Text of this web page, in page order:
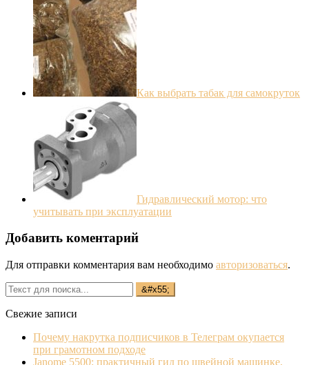
Как выбрать табак для самокруток
Гидравлический мотор: что
учитывать при эксплуатации
Добавить коментарий
Для отправки комментария вам необходимо авторизоваться.
Свежие записи
Почему накрутка подписчиков в Телеграм окупается
при грамотном подходе
Janome 5500: практичный гид по швейной машинке,